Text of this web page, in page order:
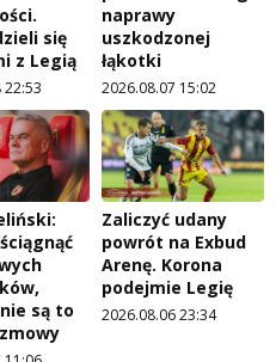
się
z Legią
22:53
naprawy
uszkodzonej
łąkotki
2026.08.07 15:02
są to
Zaliczyć udany
powrót na Exbud
Arenę. Korona
podejmie Legię
2026.08.06 23:34